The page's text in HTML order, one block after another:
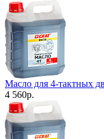
Масло для 4-тактных
4 560р.